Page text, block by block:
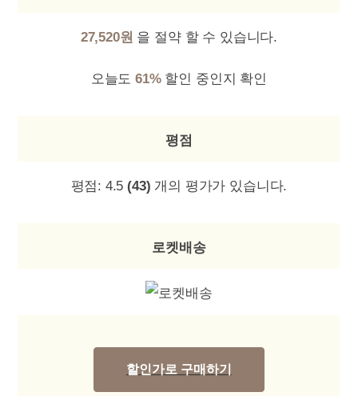
27,520원 을 절약 할 수 있습니다.
오늘도61%할인 중인지 확인
평점
평점: 4.5 (43) 개의 평가가 있습니다.
로켓배송
할인가로 구매하기